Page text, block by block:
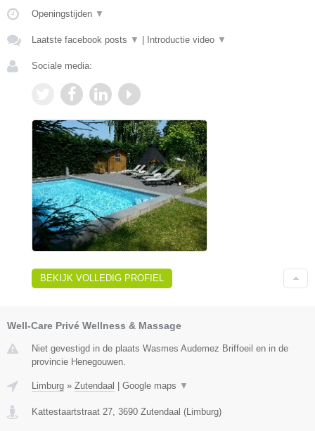
Openingstijden ▼
Laatste facebook posts ▼ Introductie video ▼
Sociale media:
BEKIJK VOLLEDIG PROFIEL
Well-Care Privé Wellness & Massage
Niet gevestigd in de plaats Wasmes Audemez Briffoeil en in de
provincie Henegouwen.
Limburg » Zutendaal | Google maps ▼
Kattestaartstraat 27 3690 Zutendaal (Limburg)